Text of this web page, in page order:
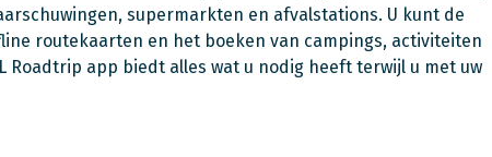
supermarkten en afvalstations. U kunt de
routekaarten en het boeken van campings, activiteiten
Roadtrip app biedt alles wat u nodig heeft terwijl u met uw